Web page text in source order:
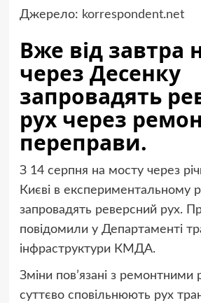
Джерело: korrespondent.net
Вже від завтра
через Десенку
запровадять
рух через
переправи.
З 14 серпня на мосту через
Києві в експериментальному
запровадять реверсний рух.
повідомили у Департаменті
інфраструктури КМДА.
Зміни пов’язані з ремонтними
суттєво сповільнюють рух